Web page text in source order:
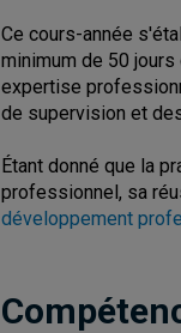
Ce cours-année
minimum de 50
expertise
de supervision et
Étant donné que la
professionnel, sa
développement